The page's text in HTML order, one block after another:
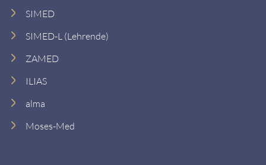
SIMED
SIMED-L (Lehrende)
ZAMED
ILIAS
alma
Moses-Med